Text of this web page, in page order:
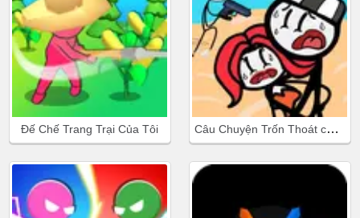
Đế Chế Trang Trại Của Tôi Câu Chuyện Trốn Thoát của Stickman